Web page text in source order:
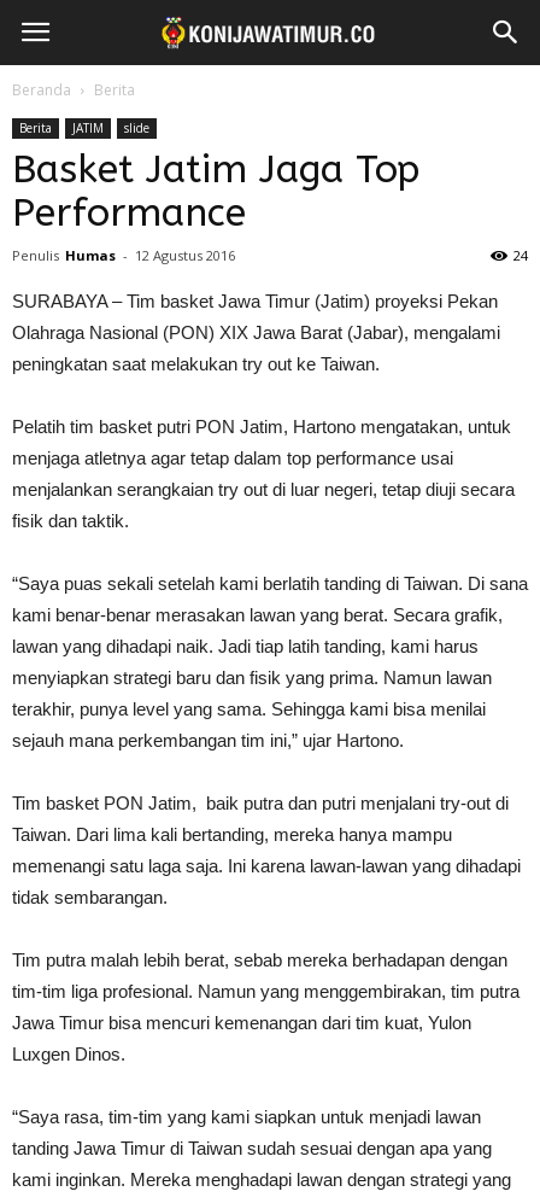
Beranda Berita
Berita JATIM slide
Basket Jatim Jaga Top
Performance
Penulis Humas - 12 Agustus 2016 24
SURABAYA – Tim basket Jawa Timur (Jatim) proyeksi Pekan
Olahraga Nasional (PON) XIX Jawa Barat (Jabar), mengalami
peningkatan saat melakukan try out ke Taiwan.
Pelatih tim basket putri PON Jatim, Hartono mengatakan, untuk
menjaga atletnya agar tetap dalam top performance usai
menjalankan serangkaian try out di luar negeri, tetap diuji secara
fisik dan taktik.
“Saya puas sekali setelah kami berlatih tanding di Taiwan. Di sana
kami benar-benar merasakan lawan yang berat. Secara grafik,
lawan yang dihadapi naik. Jadi tiap latih tanding, kami harus
menyiapkan strategi baru dan fisik yang prima. Namun lawan
terakhir, punya level yang sama. Sehingga kami bisa menilai
sejauh mana perkembangan tim ini,” ujar Hartono.
Tim basket PON Jatim, baik putra dan putri menjalani try-out di
Taiwan. Dari lima kali bertanding, mereka hanya mampu
memenangi satu laga saja. Ini karena lawan-lawan yang dihadapi
tidak sembarangan.
Tim putra malah lebih berat, sebab mereka berhadapan dengan
tim-tim liga profesional. Namun yang menggembirakan, tim putra
Jawa Timur bisa mencuri kemenangan dari tim kuat, Yulon
Luxgen Dinos.
“Saya rasa, tim-tim yang kami siapkan untuk menjadi lawan
tanding Jawa Timur di Taiwan sudah sesuai dengan apa yang
kami inginkan. Mereka menghadapi lawan dengan strategi yang